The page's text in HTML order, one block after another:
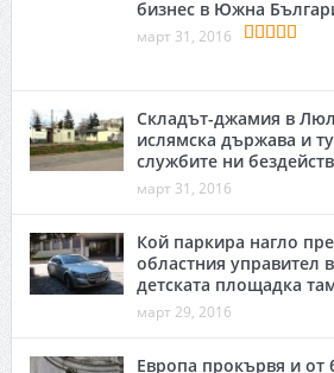
бизнес в Южна
март 31, 2016
Складът-джамия в
ислямска държава и
службите ни
март 31, 2016
Кой паркира нагло
областния управител
детската площадка
март 29, 2016
Европа прокървя и от